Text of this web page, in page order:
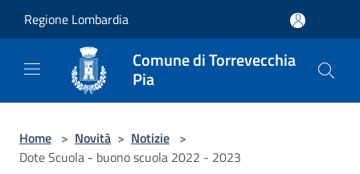
Regione Lombardia
Comune di Torrevecchia
Pia
Home > Novità > Notizie >
Dote Scuola - buono scuola 2022 - 2023